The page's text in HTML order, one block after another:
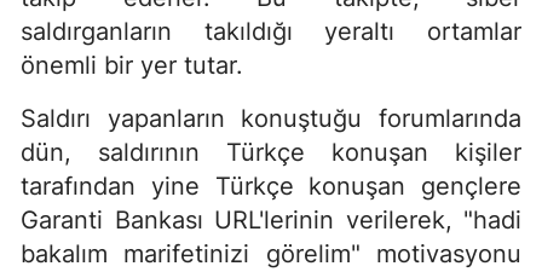
saldırganların takıldığı yeraltı ortamlar
önemli bir yer tutar.
Saldırı yapanların konuştuğu forumlarında
dün, saldırının Türkçe konuşan kişiler
tarafından yine Türkçe konuşan gençlere
Garanti Bankası URL'lerinin verilerek, "hadi
bakalım marifetinizi görelim" motivasyonu